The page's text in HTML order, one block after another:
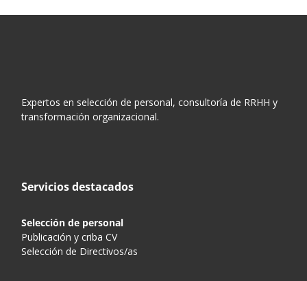
Expertos en selección de personal, consultoría de RRHH y
transformación organizacional.
Servicios destacados
Selección de personal
Publicación y criba CV
Selección de Directivos/as